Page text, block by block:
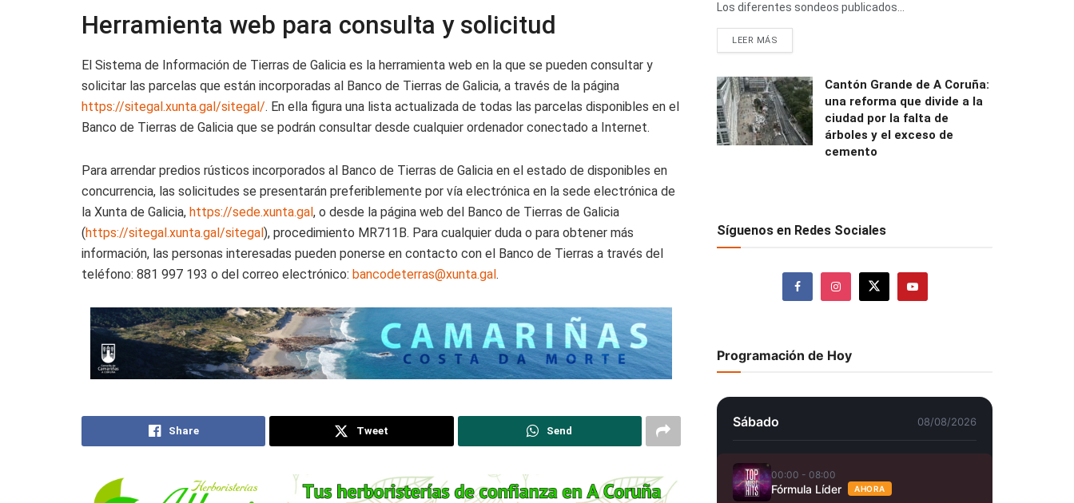
Herramienta web para consulta y solicitud
El Sistema de Información de Tierras de Galicia es la herramienta web en la que se pueden consultar y
solicitar las parcelas que están incorporadas al Banco de Tierras de Galicia, a través de la página
https://sitegal.xunta.gal/sitegal/. En ella figura una lista actualizada de todas las parcelas disponibles en el
Banco de Tierras de Galicia que se podrán consultar desde cualquier ordenador conectado a Internet.
Para arrendar predios rústicos incorporados al Banco de Tierras de Galicia en el estado de disponibles en
concurrencia, las solicitudes se presentarán preferiblemente por vía electrónica en la sede electrónica de
la Xunta de Galicia, https://sede.xunta.gal, o desde la página web del Banco de Tierras de Galicia
(https://sitegal.xunta.gal/sitegal), procedimiento MR711B. Para cualquier duda o para obtener más
información, las personas interesadas pueden ponerse en contacto con el Banco de Tierras a través del
teléfono: 881 997 193 o del correo electrónico: bancodeterras@xunta.gal.
Share Tweet Send
Los diferentes sondeos publicados...
LEER MÁS
Cantón Grande de A Coruña:
una reforma que divide a la
ciudad por la falta de
árboles y el exceso de
cemento
Síguenos en Redes Sociales
Programación de Hoy
Sábado 08/08/2026
00:00 - 08:00
Fórmula Líder AHORA